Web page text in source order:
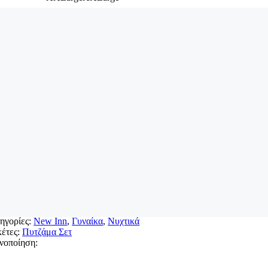
New Inn,Γυναίκα,Νυχτικά
Πυτζάμα Σετ